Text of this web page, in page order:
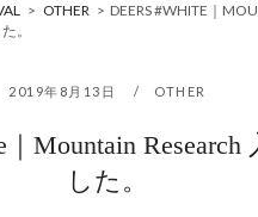
> OTHER > DEERS #WHITE｜
。
2019年8月13日 OTHER
Mountain Research
した。